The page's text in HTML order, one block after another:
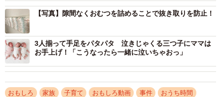
【写真】隙間なくおむつを詰めることで抜き取りを防止！
3人揃って手足をパタパタ 泣きじゃくる三つ子にママは
お手上げ！「こうなったら一緒に泣いちゃおっ」
おもしろ 家族 子育て おもしろ動画 事件 おうち時間